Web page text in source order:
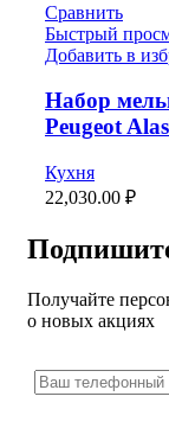
Сравнить
Быстрый
Добавить в
Набор
Peugeot
Кухня
22,030.00 ₽
Получайте
о новых акциях